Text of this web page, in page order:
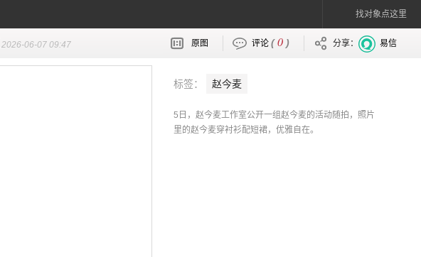
找对象点这里
2026-06-07 09:47 原图 评论 (0 ) 分享： 易信
标签： 赵今麦
5日，赵今麦工作室公开一组赵今麦的活动随拍，照片
里的赵今麦穿衬衫配短裙，优雅自在。